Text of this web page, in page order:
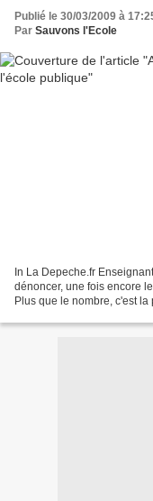
Publié le 30/03/2009 à
Par Sauvons l'Ecole
In La Depeche.fr
dénoncer, une fois encore
Plus que le nombre, c'est